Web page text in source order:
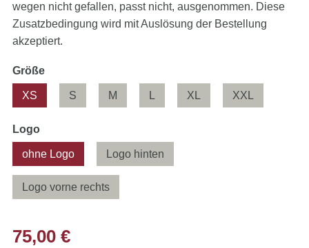
wegen nicht gefallen, passt nicht, ausgenommen. Diese
Zusatzbedingung wird mit Auslösung der Bestellung
akzeptiert.
Pflichtfeld
Größe
XS S M L XL XXL
Pflichtfeld
Logo
ohne Logo Logo hinten
Logo vorne rechts
75,00 €